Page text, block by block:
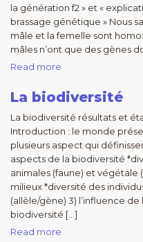
la génération f2 » et «
brassage génétique » Nous
mâle et la femelle sont
mâles n’ont que des gènes
Read more
La biodiversité
La biodiversité résultats et
Introduction : le monde
plusieurs aspect qui
aspects de la biodiversité
animales (faune) et végétale
milieux *diversité des
(allèle/gène) 3) l’influence de
biodiversité […]
Read more